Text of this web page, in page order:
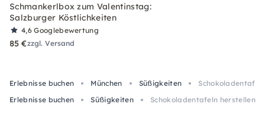
Schmankerlbox zum Valentinstag:
Salzburger Köstlichkeiten
4,6Googlebewertung
85 €zzgl. Versand
Erlebnisse buchen München Süßigkeiten
Erlebnisse buchen
Süßigkeiten Schokoladentafeln herstellen in